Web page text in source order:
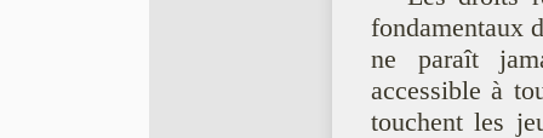
fondamentaux
ne paraît
accessible à
touchent les